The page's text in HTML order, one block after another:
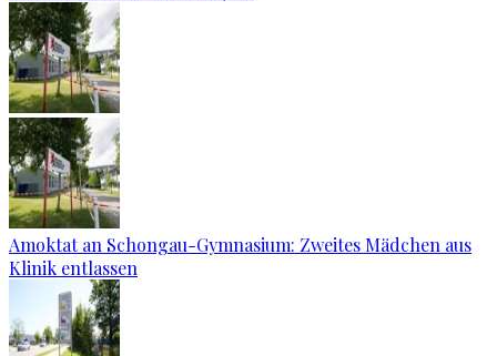
Amoktat an Schongau-Gymnasium: Zweites Mädchen aus
Klinik entlassen